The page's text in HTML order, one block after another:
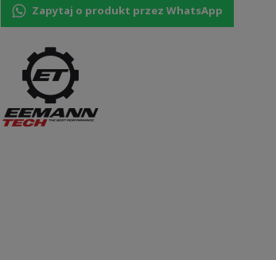
Zapytaj o produkt przez WhatsApp